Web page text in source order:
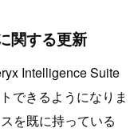
関する更新
Intelligence Suite
できるようになりま
を既に持っている